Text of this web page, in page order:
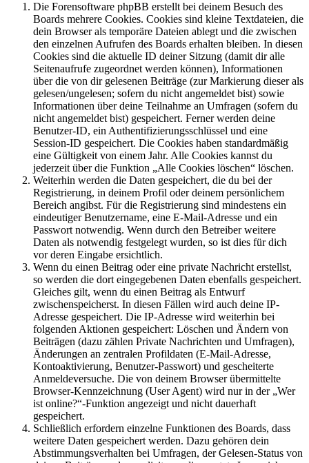
Die Forensoftware phpBB erstellt bei deinem Besuch des
Boards mehrere Cookies. Cookies sind kleine Textdateien, die
dein Browser als temporäre Dateien ablegt und die zwischen
den einzelnen Aufrufen des Boards erhalten bleiben. In diesen
Cookies sind die aktuelle ID deiner Sitzung (damit dir alle
Seitenaufrufe zugeordnet werden können), Informationen
über die von dir gelesenen Beiträge (zur Markierung dieser als
gelesen/ungelesen; sofern du nicht angemeldet bist) sowie
Informationen über deine Teilnahme an Umfragen (sofern du
nicht angemeldet bist) gespeichert. Ferner werden deine
Benutzer-ID, ein Authentifizierungsschlüssel und eine
Session-ID gespeichert. Die Cookies haben standardmäßig
eine Gültigkeit von einem Jahr. Alle Cookies kannst du
jederzeit über die Funktion „Alle Cookies löschen“ löschen.
Weiterhin werden die Daten gespeichert, die du bei der
Registrierung, in deinem Profil oder deinem persönlichem
Bereich angibst. Für die Registrierung sind mindestens ein
eindeutiger Benutzername, eine E-Mail-Adresse und ein
Passwort notwendig. Wenn durch den Betreiber weitere
Daten als notwendig festgelegt wurden, so ist dies für dich
vor deren Eingabe ersichtlich.
Wenn du einen Beitrag oder eine private Nachricht erstellst,
so werden die dort eingegebenen Daten ebenfalls gespeichert.
Gleiches gilt, wenn du einen Beitrag als Entwurf
zwischenspeicherst. In diesen Fällen wird auch deine IP-
Adresse gespeichert. Die IP-Adresse wird weiterhin bei
folgenden Aktionen gespeichert: Löschen und Ändern von
Beiträgen (dazu zählen Private Nachrichten und Umfragen),
Änderungen an zentralen Profildaten (E-Mail-Adresse,
Kontoaktivierung, Benutzer-Passwort) und gescheiterte
Anmeldeversuche. Die von deinem Browser übermittelte
Browser-Kennzeichnung (User Agent) wird nur in der „Wer
ist online?“-Funktion angezeigt und nicht dauerhaft
gespeichert.
Schließlich erfordern einzelne Funktionen des Boards, dass
weitere Daten gespeichert werden. Dazu gehören dein
Abstimmungsverhalten bei Umfragen, der Gelesen-Status von